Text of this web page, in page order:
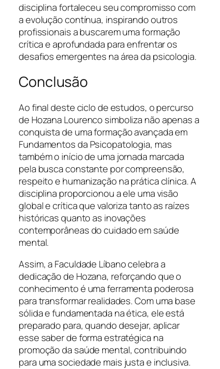
disciplina fortaleceu seu compromisso com
a evolução contínua, inspirando outros
profissionais a buscarem uma formação
crítica e aprofundada para enfrentar os
desafios emergentes na área da psicologia.
Conclusão
Ao final deste ciclo de estudos, o percurso
de Hozana Lourenco simboliza não apenas a
conquista de uma formação avançada em
Fundamentos da Psicopatologia, mas
também o início de uma jornada marcada
pela busca constante por compreensão,
respeito e humanização na prática clínica. A
disciplina proporcionou a ele uma visão
global e crítica que valoriza tanto as raízes
históricas quanto as inovações
contemporâneas do cuidado em saúde
mental.
Assim, a Faculdade Líbano celebra a
dedicação de Hozana, reforçando que o
conhecimento é uma ferramenta poderosa
para transformar realidades. Com uma base
sólida e fundamentada na ética, ele está
preparado para, quando desejar, aplicar
esse saber de forma estratégica na
promoção da saúde mental, contribuindo
para uma sociedade mais justa e inclusiva.